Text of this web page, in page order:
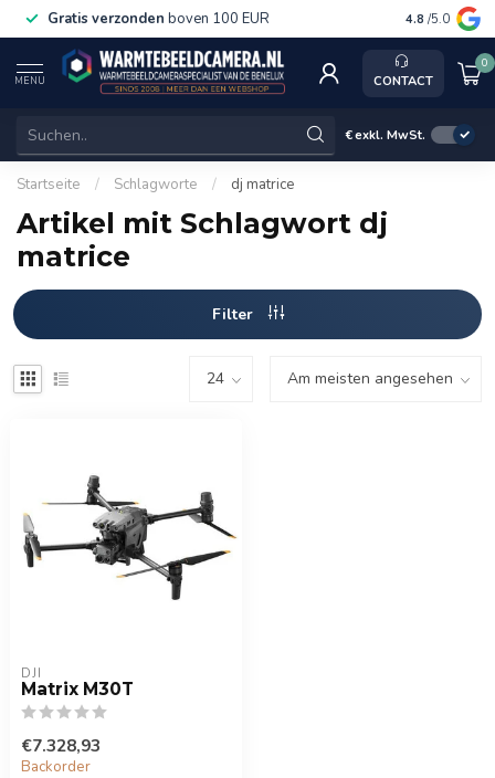
Gratis verzonden boven 100 EUR Service,
4.8 /5.0
MENU CONTACT
0
€exkl. MwSt.
Startseite / Schlagworte / dj matrice
Artikel mit Schlagwort dj
matrice
Filter
DJI
Matrix M30T
€7.328,93
Backorder